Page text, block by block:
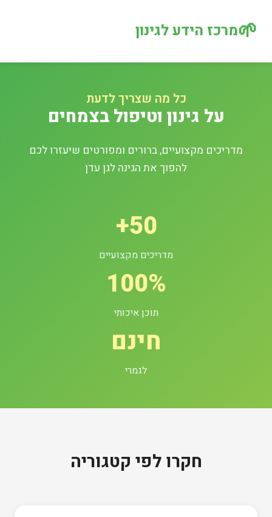
🌱מרכז הידע לגינון
כל מה שצריך לדעת
על גינון וטיפול בצמחים
מדריכים מקצועיים, ברורים ומפורטים שיעזרו לכם
להפוך את הגינה לגן עדן
50+
מדריכים מקצועיים
100%
תוכן איכותי
חינם
לגמרי
חקרו לפי קטגוריה